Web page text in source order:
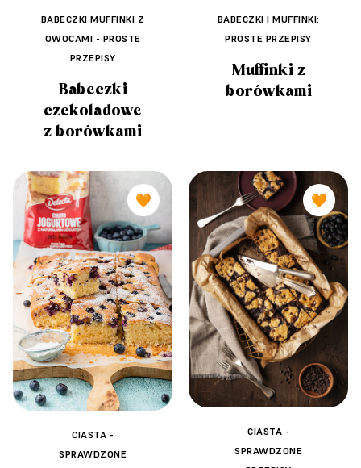
BABECZKI MUFFINKI Z
OWOCAMI - PROSTE
PRZEPISY
Babeczki
czekoladowe
z borówkami
BABECZKI I MUFFINKI:
PROSTE PRZEPISY
Muffinki z
borówkami
🧡
CIASTA -
SPRAWDZONE
🧡
CIASTA -
SPRAWDZONE